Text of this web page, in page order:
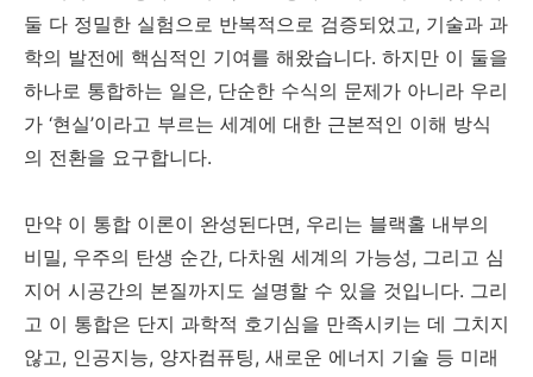
둘 다 정밀한 실험으로 반복적으로 검증되었고, 기술과 과
학의 발전에 핵심적인 기여를 해왔습니다. 하지만 이 둘을
하나로 통합하는 일은, 단순한 수식의 문제가 아니라 우리
가 ‘현실’이라고 부르는 세계에 대한 근본적인 이해 방식
의 전환을 요구합니다.
만약 이 통합 이론이 완성된다면, 우리는 블랙홀 내부의
비밀, 우주의 탄생 순간, 다차원 세계의 가능성, 그리고 심
지어 시공간의 본질까지도 설명할 수 있을 것입니다. 그리
고 이 통합은 단지 과학적 호기심을 만족시키는 데 그치지
않고, 인공지능, 양자컴퓨팅, 새로운 에너지 기술 등 미래